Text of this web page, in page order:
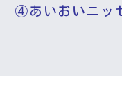
④あいおいニ